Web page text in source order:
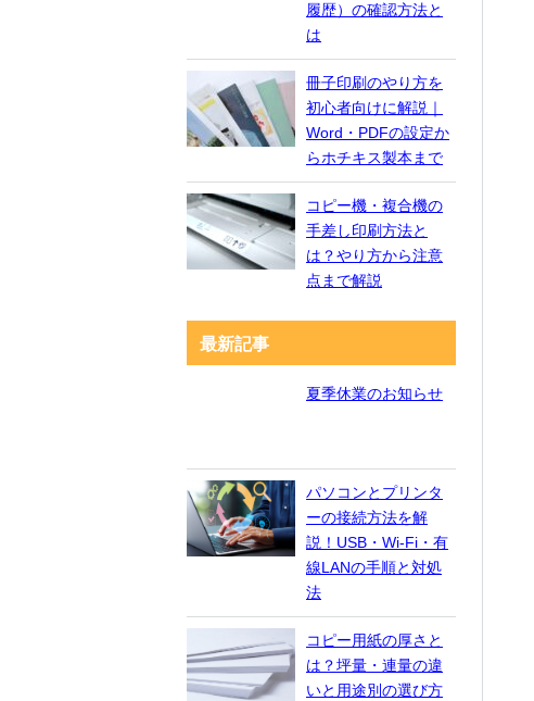
履歴）の確認方法と
は
冊子印刷のやり方を
初心者向けに解説｜
Word・PDFの設定か
らホチキス製本まで
コピー機・複合機の
手差し印刷方法と
は？やり方から注意
点まで解説
最新記事
夏季休業のお知らせ
パソコンとプリンタ
ーの接続方法を解
説！USB・Wi-Fi・有
線LANの手順と対処
法
コピー用紙の厚さと
は？坪量・連量の違
いと用途別の選び方